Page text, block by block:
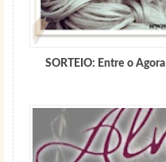
SORTEIO: Entre o